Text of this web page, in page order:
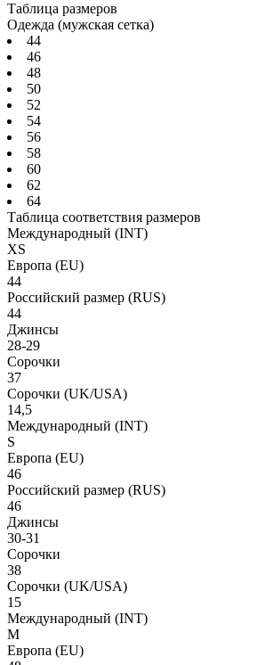
Таблица размеров
Одежда (мужская сетка)
44
46
48
50
52
54
56
58
60
62
64
Таблица соответствия размеров
Международный (INT)
XS
Европа (EU)
44
Российский размер (RUS)
44
Джинсы
28-29
Сорочки
37
Сорочки (UK/USA)
14,5
Международный (INT)
S
Европа (EU)
46
Российский размер (RUS)
46
Джинсы
30-31
Сорочки
38
Сорочки (UK/USA)
15
Международный (INT)
M
Европа (EU)